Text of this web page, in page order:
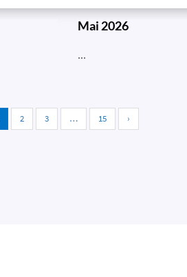
Mai 2026
...
2 3 … 15 ›